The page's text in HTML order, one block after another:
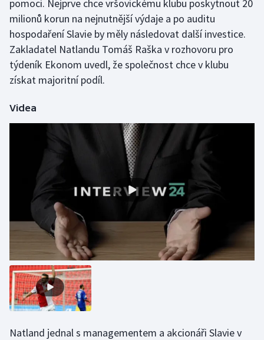
Lezení
Lyže a snowboard
Moderní pětiboj
Motorsport
Parasport
Plavání
Plážový volejbal
Rychlobruslení
Rychlostní kanoistika
Short track
pomoci. Nejprve chce vršovickému klubu poskytnout 20
milionů korun na nejnutnější výdaje a po auditu
hospodaření Slavie by měly následovat další investice.
Zakladatel Natlandu Tomáš Raška v rozhovoru pro
týdeník Ekonom uvedl, že společnost chce v klubu
získat majoritní podíl.
Videa
Natland jednal s managementem a akcionáři Slavie v